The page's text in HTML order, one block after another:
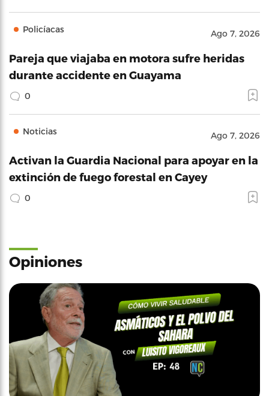
Policíacas Ago 7, 2026
Pareja que viajaba en motora sufre heridas
durante accidente en Guayama
0
Noticias Ago 7, 2026
Activan la Guardia Nacional para apoyar en la
extinción de fuego forestal en Cayey
0
Opiniones